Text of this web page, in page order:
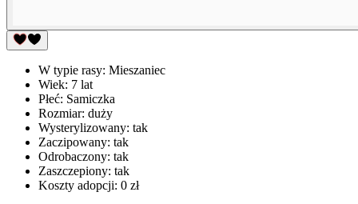
W typie rasy: Mieszaniec
Wiek: 7 lat
Płeć: Samiczka
Rozmiar: duży
Wysterylizowany: tak
Zaczipowany: tak
Odrobaczony: tak
Zaszczepiony: tak
Koszty adopcji: 0 zł